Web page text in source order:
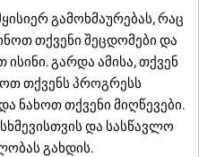
გამოხმაურებას, რაც
თქვენი შეცდომები და
გარდა ამისა, თქვენ
თქვენს პროგრესს
ნახოთ თქვენი მიღწევები.
და სასწავლო
გახდის.